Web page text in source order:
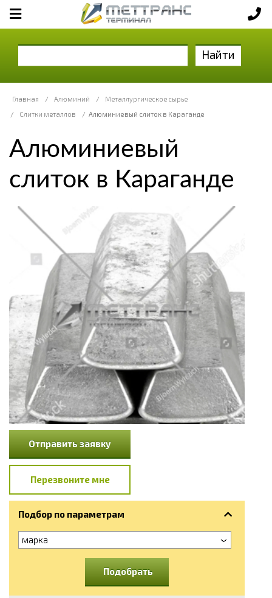
Найти
Главная / Алюминий /
Металлургическое сырье
/
Слитки металлов / Алюминиевый слиток в Караганде
Алюминиевый
слиток в Караганде
Отправить заявку
Перезвоните мне
Подбор по параметрам
марка
Подобрать